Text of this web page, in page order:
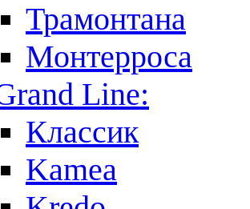
Трамонтана
Монтерроса
Line:
Классик
Kamea